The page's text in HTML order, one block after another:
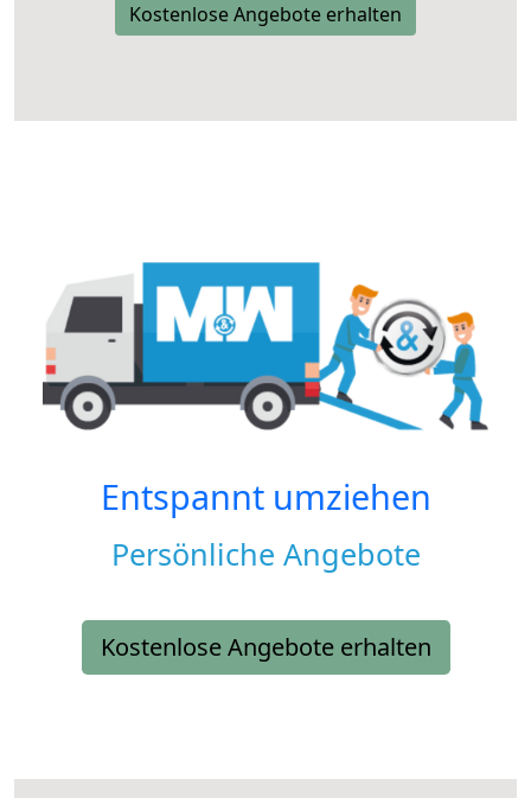
Kostenlose Angebote erhalten
Entspannt umziehen
Persönliche Angebote
Kostenlose Angebote erhalten